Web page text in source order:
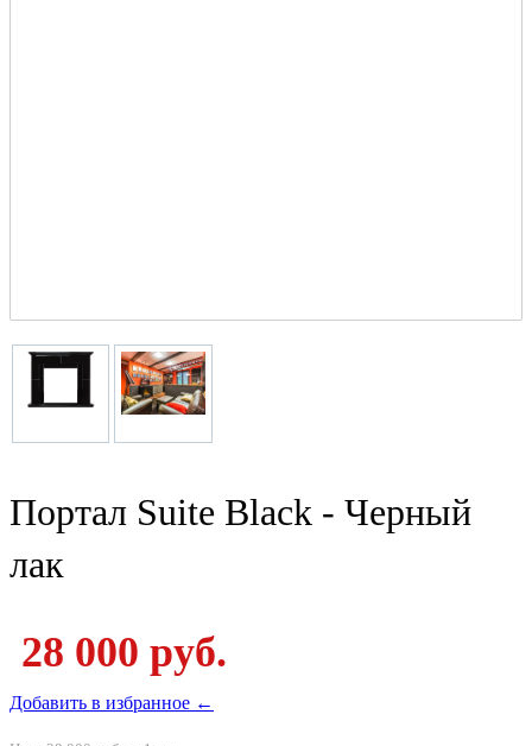
Портал Suite Black - Черный
лак
28 000 руб.
Добавить в избранное ←